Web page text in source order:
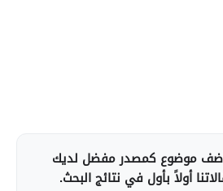
أضف موضوع كمصدر مفضل لديك
أولاً بأول في نتائج البحث.